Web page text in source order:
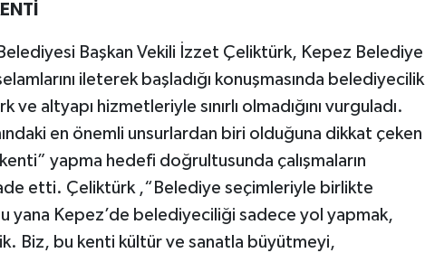
Başkan Vekili İzzet Çeliktürk, Kepez Belediye
ileterek başladığı konuşmasında belediyecilik
ve altyapı hizmetleriyle sınırlı olmadığını vurguladı.
en önemli unsurlardan biri olduğuna dikkat çeken
yapma hedefi doğrultusunda çalışmaların
etti. Çeliktürk ,“Belediye seçimleriyle birlikte
yana Kepez’de belediyeciliği sadece yol yapmak,
Biz, bu kenti kültür ve sanatla büyütmeyi,